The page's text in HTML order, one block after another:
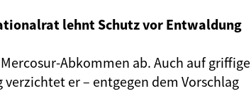
lehnt Schutz vor Entwaldung
Abkommen ab. Auch auf griffige
verzichtet er – entgegen dem Vorschlag